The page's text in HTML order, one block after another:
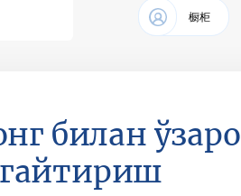
橱柜
билан ўзаро